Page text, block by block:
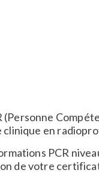
(Personne
en
PCR
de votre